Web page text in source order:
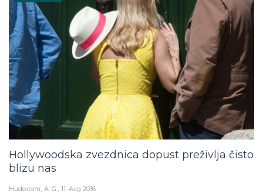
Hollywoodska zvezdnica dopust preživlja čisto
blizu nas
Hudo.com A. G. 11. Avg 2016